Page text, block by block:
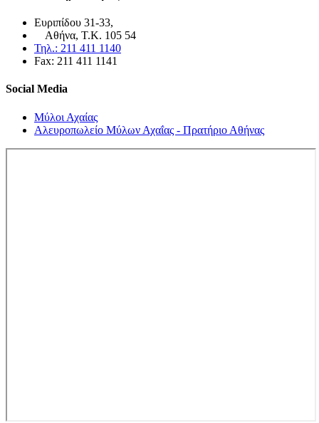
Ευριπίδου 31-33,
Αθήνα, Τ.Κ. 105 54
Τηλ.: 211 411 1140
Fax: 211 411 1141
Social Media
Μύλοι Αχαίας
Αλευροπωλείο Μύλων Αχαΐας - Πρατήριο Αθήνας